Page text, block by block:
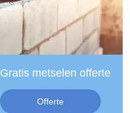
Gratis metselen offerte
Offerte